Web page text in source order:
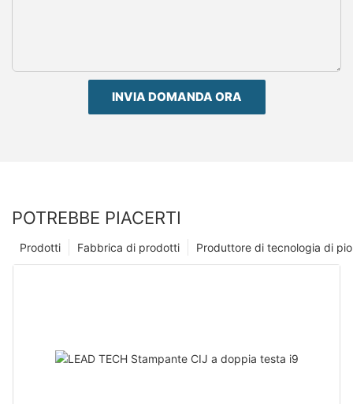
INVIA DOMANDA ORA
POTREBBE PIACERTI
Produttore di tecnologia di
Fabbrica di prodotti
Prodotti